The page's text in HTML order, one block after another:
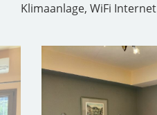
Klimaanlage, WiFi Internet